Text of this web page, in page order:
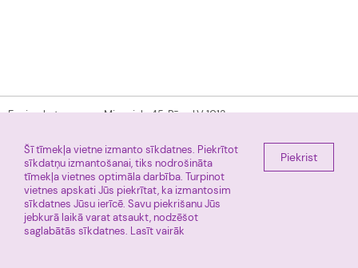
Šī tīmekļa vietne izmanto sīkdatnes. Piekrītot
sīkdatņu izmantošanai, tiks nodrošināta
tīmekļa vietnes optimāla darbība. Turpinot
vietnes apskati Jūs piekrītat, ka izmantosim
sīkdatnes Jūsu ierīcē. Savu piekrišanu Jūs
jebkurā laikā varat atsaukt, nodzēšot
saglabātās sīkdatnes. Lasīt vairāk
Piekrist
E-pieraksts
Miera iela 45, Rīga, LV 1013
Tūre
Rīgas Dzemdību nams © 2026
Informācija atjaunota: 2026.gada 7.augustā, 14:18